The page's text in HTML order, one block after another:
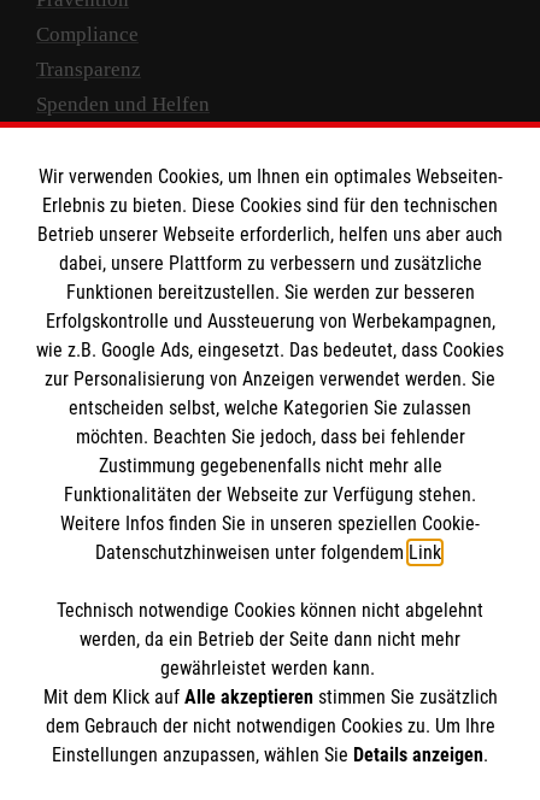
Compliance
Transparenz
Spenden und Helfen
Empfänger: Malteser Hilfsdienst e.V.
IBAN: DE10 3706 0120 1201 2000 12
BIC: GENODED 1PA7
Newsletter abonnieren
Cookies verwalten|AGB|Impressum|Datenschutz
Barrierefreiheit |Kontakt| Sharepoint|Mediathek
Wir verwenden Cookies, um Ihnen ein optimales Webseiten-
Erlebnis zu bieten. Diese Cookies sind für den technischen
Betrieb unserer Webseite erforderlich, helfen uns aber auch
dabei, unsere Plattform zu verbessern und zusätzliche
Funktionen bereitzustellen. Sie werden zur besseren
Erfolgskontrolle und Aussteuerung von Werbekampagnen,
wie z.B. Google Ads, eingesetzt. Das bedeutet, dass Cookies
zur Personalisierung von Anzeigen verwendet werden. Sie
entscheiden selbst, welche Kategorien Sie zulassen
möchten. Beachten Sie jedoch, dass bei fehlender
Zustimmung gegebenenfalls nicht mehr alle
Funktionalitäten der Webseite zur Verfügung stehen.
Weitere Infos finden Sie in unseren speziellen Cookie-
Datenschutzhinweisen unter folgendem Link.
Technisch notwendige Cookies können nicht abgelehnt
werden, da ein Betrieb der Seite dann nicht mehr
gewährleistet werden kann.
Mit dem Klick auf Alle akzeptierenstimmen Sie zusätzlich
dem Gebrauch der nicht notwendigen Cookies zu. Um Ihre
Einstellungen anzupassen, wählen Sie Details anzeigen.